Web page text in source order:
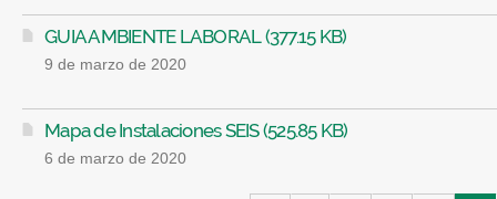
GUIA AMBIENTE LABORAL (377.15 KB)
9 de marzo de 2020
Mapa de Instalaciones SEIS (525.85 KB)
6 de marzo de 2020